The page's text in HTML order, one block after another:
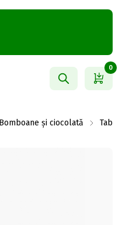
0
Bomboane și ciocolată